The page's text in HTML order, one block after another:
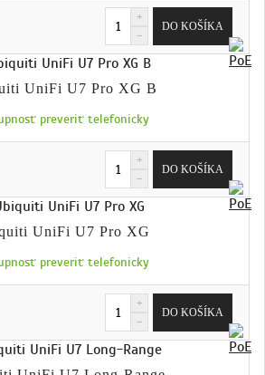
UniFi U7 Pro XG B
preveriť telefonicky
UniFi U7 Pro XG
preveriť telefonicky